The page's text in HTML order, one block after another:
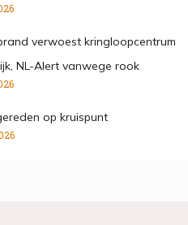
verwoest kringloopcentrum
NL-Alert vanwege rook
op kruispunt